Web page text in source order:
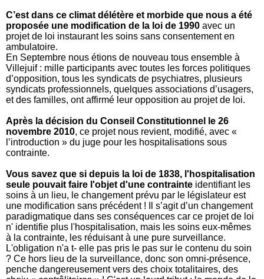
C’est dans ce climat délétère et morbide que nous a été
proposée une modification de la loi de 1990 avec un
projet de loi instaurant les soins sans consentement en
ambulatoire.
En Septembre nous étions de nouveau tous ensemble à
Villejuif : mille participants avec toutes les forces politiques
d’opposition, tous les syndicats de psychiatres, plusieurs
syndicats professionnels, quelques associations d’usagers,
et des familles, ont affirmé leur opposition au projet de loi.
Après la décision du Conseil Constitutionnel le 26
novembre 2010, ce projet nous revient, modifié, avec «
l’introduction » du juge pour les hospitalisations sous
contrainte.
Vous savez que si depuis la loi de 1838, l'hospitalisation
seule pouvait faire l'objet d'une contrainte identifiant les
soins à un lieu, le changement prévu par le législateur est
une modification sans précédent ! Il s’agit d’un changement
paradigmatique dans ses conséquences car ce projet de loi
n' identifie plus l'hospitalisation, mais les soins eux-mêmes
à la contrainte, les réduisant à une pure surveillance.
L'obligation n'a t- elle pas pris le pas sur le contenu du soin
? Ce hors lieu de la surveillance, donc son omni-présence,
penche dangereusement vers des choix totalitaires, des